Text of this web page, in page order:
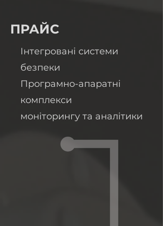
ПРАЙС
Інтегровані системи
безпеки
Програмно-апаратні
комплекси
моніторингу та аналітики